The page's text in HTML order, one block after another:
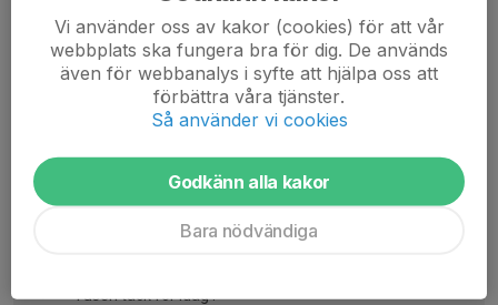
Tobias Entin10 maj 2025
Vilket härligt gäng med stjärnor’, Grymma alla var! :)
Tusen tack till Malin och Noah för allt ni gör och gjort för
Ha en fin sommar alla! :)
Ali Ali marmud10 maj 2025
Tack så jättemycket Malin och Noah var fint bilde 🫶
Tusen tack för idag !
Vi använder oss av kakor (cookies) för att vår
webbplats ska fungera bra för dig. De används
även för webbanalys i syfte att hjälpa oss att
förbättra våra tjänster.
Så använder vi cookies
Godkänn alla kakor
Bara nödvändiga